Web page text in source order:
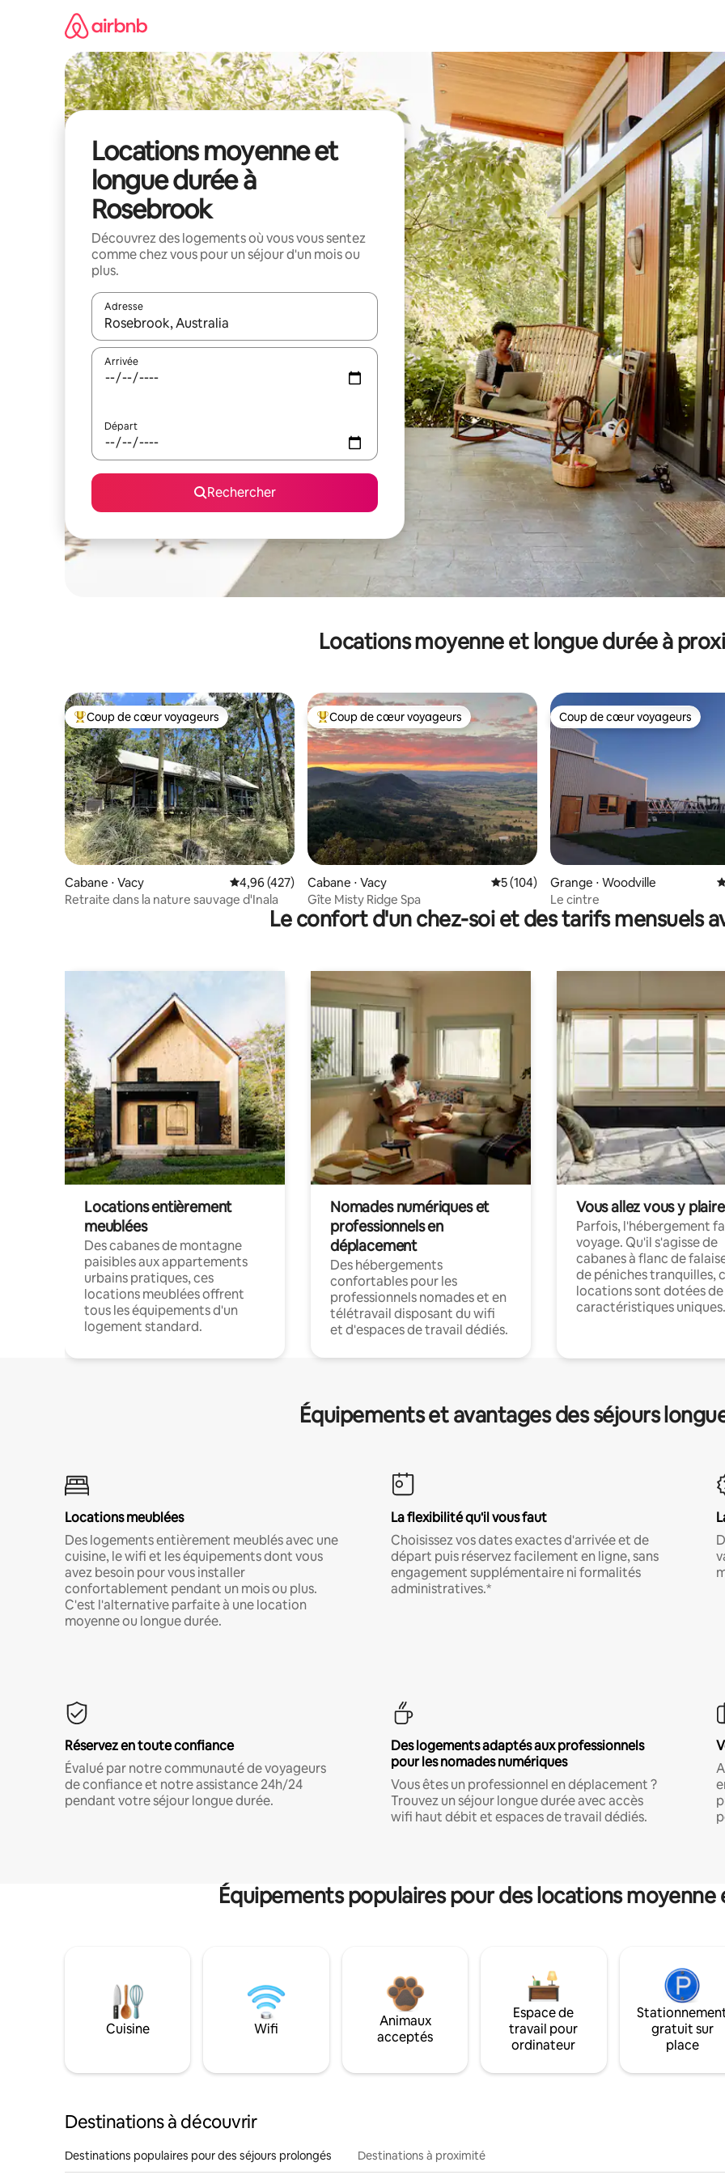
Locations moyenne et
longue durée à
Rosebrook
Découvrez des logements où vous vous sentez
comme chez vous pour un séjour d'un mois ou
plus.
Adresse
Lorsque les résultats s'affichent, utilisez les flèches vers le haut et vers le bas pour les parcourir ou en appuyant et en
Arrivée
Départ
Rechercher
Locations moyenne et longue durée à
Coups de cœur voyageurs les plus appréciés
Coup de cœur voyageurs
Cabane ⋅ Vacy Évaluation moyenne sur la base de 427 commentaires : 4,96 sur 5
4,96 (427)
Retraite dans la nature sauvage d'Inala
Coups de cœur voyageurs les plus appréciés
Coup de cœur voyageurs
Cabane ⋅ Vacy Évaluation moyenne sur la base de 104
5 (104)
Gîte Misty Ridge Spa
Coup de cœur voyageurs
Coup de cœur voyageurs
Grange ⋅ Woodville
Le cintre
Le confort d'un chez-soi et des tarifs mensuels
Locations entièrement
meublées
Des cabanes de montagne
paisibles aux appartements
urbains pratiques, ces
locations meublées offrent
tous les équipements d'un
logement standard.
Nomades numériques et
professionnels en
déplacement
Des hébergements
confortables pour les
professionnels nomades et en
télétravail disposant du wifi
et d'espaces de travail dédiés.
Vous allez vous y plaire
Parfois, l'hébergement
voyage. Qu'il s'agisse de
cabanes à flanc de
de péniches tranquilles,
locations sont dotées de
caractéristiques uniques.
Équipements et avantages des séjours
Locations meublées
Des logements entièrement meublés avec une
cuisine, le wifi et les équipements dont vous
avez besoin pour vous installer
confortablement pendant un mois ou plus.
C'est l'alternative parfaite à une location
moyenne ou longue durée.
La flexibilité qu'il vous faut
Choisissez vos dates exactes d'arrivée et de
départ puis réservez facilement en ligne, sans
engagement supplémentaire ni formalités
administratives.*
Réservez en toute confiance
Évalué par notre communauté de voyageurs
de confiance et notre assistance 24h/24
pendant votre séjour longue durée.
Des logements adaptés aux professionnels
pour les nomades numériques
Vous êtes un professionnel en déplacement ?
Trouvez un séjour longue durée avec accès
wifi haut débit et espaces de travail dédiés.
Équipements populaires pour des locations
Cuisine Wifi
Animaux
acceptés
Espace de
travail pour
ordinateur
gratuit sur
place
Destinations à découvrir
Destinations populaires pour des séjours prolongés Destinations à proximité